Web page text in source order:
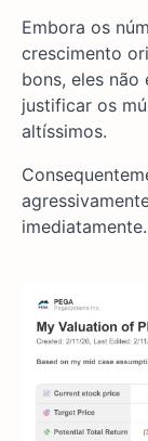
Embora os
crescimento
bons, eles
justificar os
altíssimos.
imediatamente.